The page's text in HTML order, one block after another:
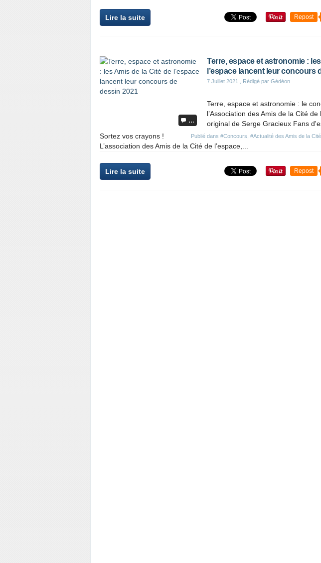
Lire la suite Repost
…
Terre, espace et astronomie :
l’espace lancent leur concours
7 Juillet 2021 , Rédigé par Gédéon
Publié dans #Concours #Actualité des Amis de la
Terre, espace et astronomie : le
l’Association des Amis de la Cité de
original de Serge Gracieux Fans
Sortez vos crayons !
L’association des Amis de la Cité de l’espace,...
Lire la suite Repost